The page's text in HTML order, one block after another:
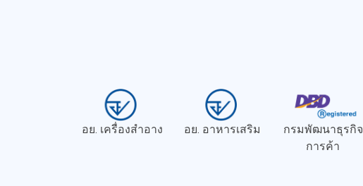
อย. เครื่องสำอาง อย. อาหารเสริม
กรมพัฒนาธุรกิจ
การค้า